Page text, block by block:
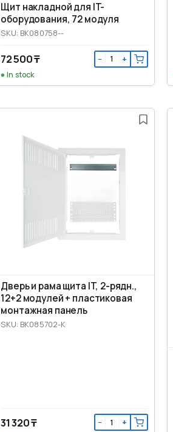
Щит накладной для IT-
оборудования, 72 модуля
SKU: BK080758--
72 500 ₸ − +
In stock
Дверь и рама щита IT, 2-рядн.,
12+2 модулей + пластиковая
монтажная панель
SKU: BK085702-K
31 320 ₸ − +